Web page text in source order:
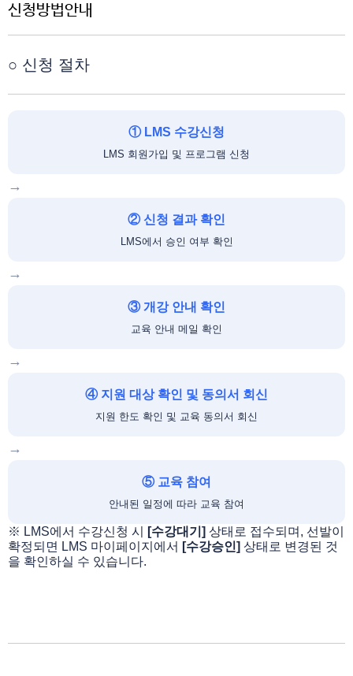
신청방법안내
○ 신청 절차
① LMS 수강신청
LMS 회원가입 및 프로그램 신청
→
② 신청 결과 확인
LMS에서 승인 여부 확인
→
③ 개강 안내 확인
교육 안내 메일 확인
→
④ 지원 대상 확인 및 동의서 회신
지원 한도 확인 및 교육 동의서 회신
→
⑤ 교육 참여
안내된 일정에 따라 교육 참여
※ LMS에서 수강신청 시 [수강대기] 상태로 접수되며, 선발이
확정되면 LMS 마이페이지에서 [수강승인] 상태로 변경된 것
을 확인하실 수 있습니다.